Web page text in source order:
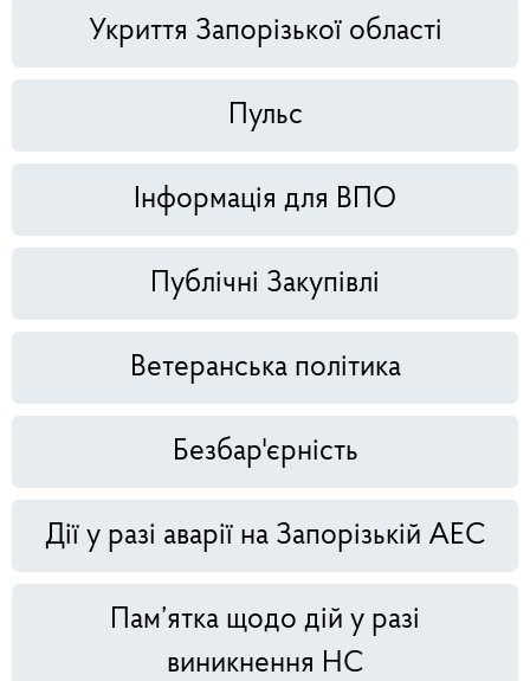
Укриття Запорізької області
Пульс
Інформація для ВПО
Публічні Закупівлі
Ветеранська політика
Безбар'єрність
Дії у разі аварії на Запорізькій АЕС
Пам’ятка щодо дій у разі
виникнення НС